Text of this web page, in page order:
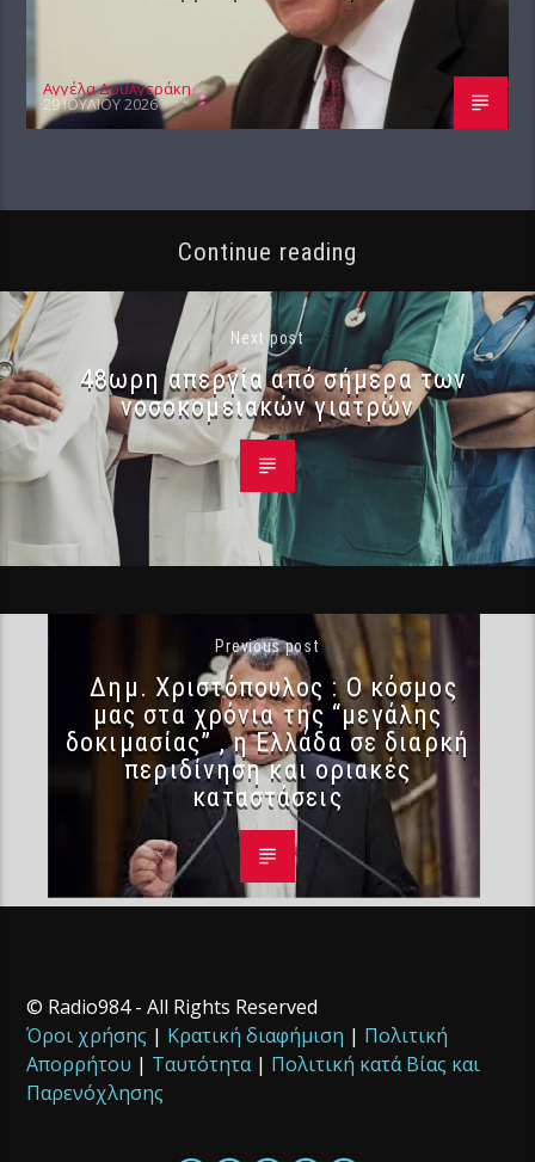
Αγγέλα Δουλγεράκη
29 ΙΟΥΛΊΟΥ 2026
Continue reading
Next post
48ωρη απεργία από σήμερα των
νοσοκομειακών γιατρών
Previous post
Δημ. Χριστόπουλος : Ο κόσμος
μας στα χρόνια της “μεγάλης
δοκιμασίας” , η Ελλάδα σε διαρκή
περιδίνηση και οριακές
καταστάσεις
© Radio984 - All Rights Reserved
Όροι χρήσης | Κρατική διαφήμιση | Πολιτική
Απορρήτου | Ταυτότητα| Πολιτική κατά Βίας και
Παρενόχλησης